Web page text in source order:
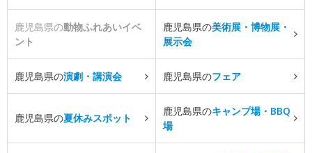
鹿児島県の動物ふれあいイベ
ント
鹿児島県の美術展・博物展・
展示会
鹿児島県の演劇・講演会 鹿児島県のフェア
鹿児島県の夏休みスポット
鹿児島県のキャンプ場・BBQ
場